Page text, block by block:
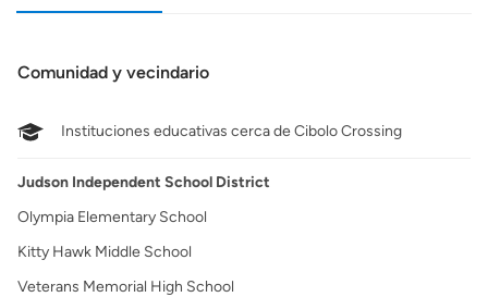
Comunidad y vecindario
Instituciones educativas cerca de Cibolo Crossing
Judson Independent School District
Olympia Elementary School
Kitty Hawk Middle School
Veterans Memorial High School